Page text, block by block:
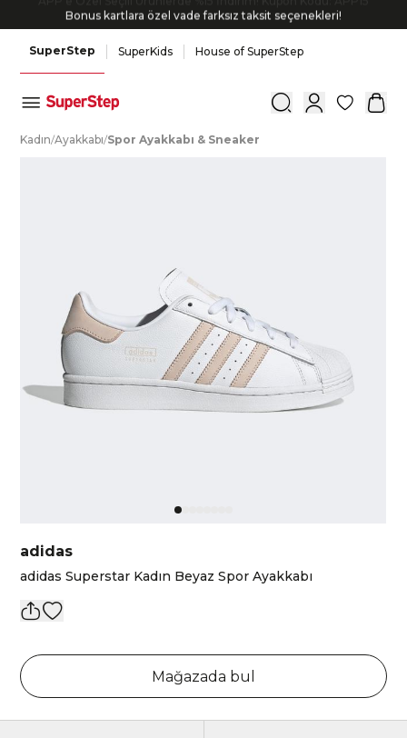
Bonus kartlara özel vade farksız taksit seçenekleri!
SuperStep SuperKids House of SuperStep
0
Kadın/Ayakkabı/Spor Ayakkabı & Sneaker
adidas
adidas Superstar Kadın Beyaz Spor Ayakkabı
Mağazada bul